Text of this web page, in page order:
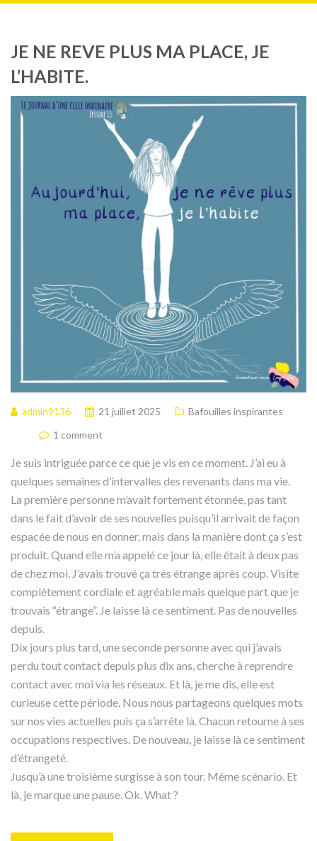
JE NE REVE PLUS MA PLACE, JE
L’HABITE.
admin9136 21 juillet 2025
Bafouilles inspirantes
1 comment
Je suis intriguée parce ce que je vis en ce moment. J’ai eu à
quelques semaines d’intervalles des revenants dans ma vie.
La première personne m’avait fortement étonnée, pas tant
dans le fait d’avoir de ses nouvelles puisqu’il arrivait de façon
espacée de nous en donner, mais dans la manière dont ça s’est
produit. Quand elle m’a appelé ce jour là, elle était à deux pas
de chez moi. J’avais trouvé ça très étrange après coup. Visite
complètement cordiale et agréable mais quelque part que je
trouvais “étrange”. Je laisse là ce sentiment. Pas de nouvelles
depuis.
Dix jours plus tard, une seconde personne avec qui j’avais
perdu tout contact depuis plus dix ans, cherche à reprendre
contact avec moi via les réseaux. Et là, je me dis, elle est
curieuse cette période. Nous nous partageons quelques mots
sur nos vies actuelles puis ça s’arrête là. Chacun retourne à ses
occupations respectives. De nouveau, je laisse là ce sentiment
d’étrangeté.
Jusqu’à une troisième surgisse à son tour. Même scénario. Et
là, je marque une pause. Ok. What ?